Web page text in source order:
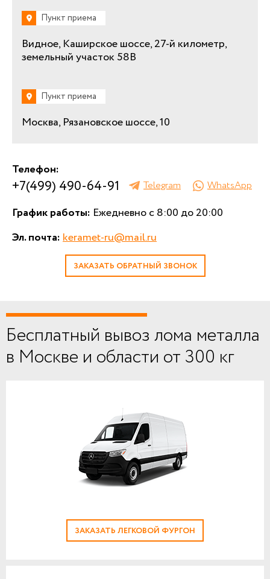
Пункт приема
Видное, Каширское шоссе, 27-й километр,
земельный участок 58В
Пункт приема
Москва, Рязановское шоссе, 10
Телефон:
+7(499) 490-64-91 Telegram WhatsApp
График работы: Ежедневно с 8:00 до 20:00
Эл. почта:keramet-ru@mail.ru
ЗАКАЗАТЬ ОБРАТНЫЙ ЗВОНОК
Бесплатный вывоз лома металла
в Москве и области от 300 кг
ЗАКАЗАТЬ ЛЕГКОВОЙ ФУРГОН